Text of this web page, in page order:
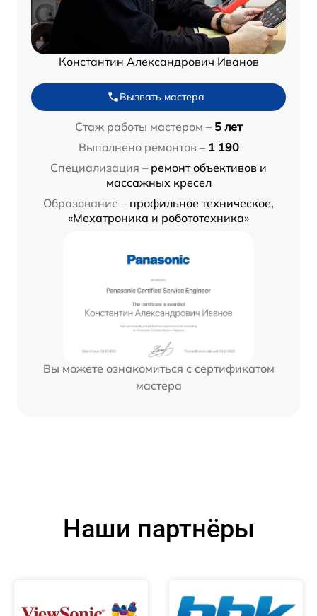
Константин Александрович Иванов
Вызвать мастера
Стаж работы мастером – 5 лет
Выполнено ремонтов – 1 190
Специализация – ремонт объективов и
массажных кресел
Образование – профильное техническое,
«Мехатроника и робототехника»
Вы можете ознакомиться с сертификатом
мастера
Наши партнёры